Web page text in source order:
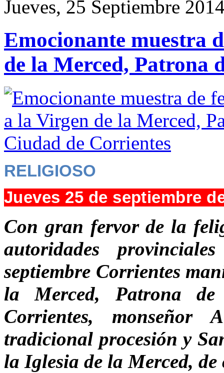
Jueves, 25 Septiembre
Emocionante muestra
de la Merced, Patrona
RELIGIOSO
Jueves 25 de septiembre
Con gran fervor de la
autoridades
septiembre Corrientes
la Merced, Patrona
Corrientes, monseñor
tradicional procesión y
la Iglesia de la Merced,